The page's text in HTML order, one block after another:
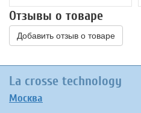
Отзывы о товаре
Добавить отзыв о товаре
La crosse technology
Москва